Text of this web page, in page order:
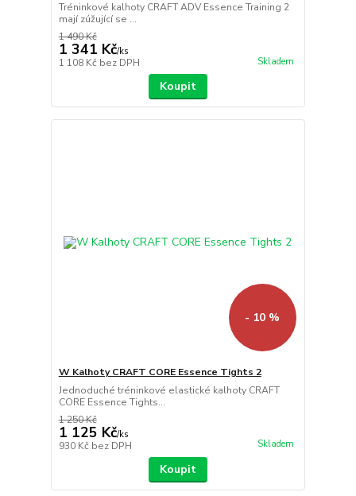
Tréninkové kalhoty CRAFT ADV Essence Training 2
mají zúžující se ...
1 490 Kč
1 341 Kč/ks
1 108 Kč bez DPH Skladem
Koupit
- 10 %
W Kalhoty CRAFT CORE Essence Tights 2
Jednoduché tréninkové elastické kalhoty CRAFT
CORE Essence Tights...
1 250 Kč
1 125 Kč/ks
930 Kč bez DPH Skladem
Koupit